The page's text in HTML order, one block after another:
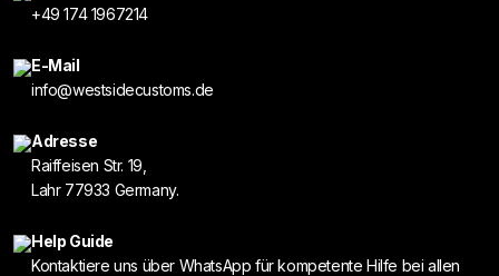
+49 174 1967214
E-Mail
info@westsidecustoms.de
Adresse
Raiffeisen Str. 19,
Lahr 77933 Germany.
Help Guide
Kontaktiere uns über WhatsApp für kompetente Hilfe bei allen